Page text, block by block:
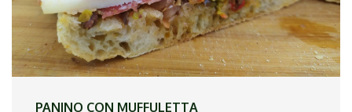
Sale e pepe q.b.
Un ciuffo di prezzemolo fresco (facoltativo)
Procedimento:
parmigiano.
PANINO CON MUFFULETTA